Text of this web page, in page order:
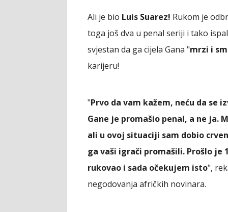
Ali je bio Luis Suarez! Rukom je
toga još dva u penal seriji i tako
svjestan da ga cijela Gana "mrzi i
karijeru!
"Prvo da vam kažem, neću da se
Gane je promašio penal, a ne ja.
ali u ovoj situaciji sam dobio
ga vaši igrači promašili. Prošlo je
rukovao i sada očekujem isto",
negodovanja afričkih novinara.